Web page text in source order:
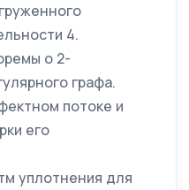
4.
о 2-
графа.
потоке и
его
уплотнения для